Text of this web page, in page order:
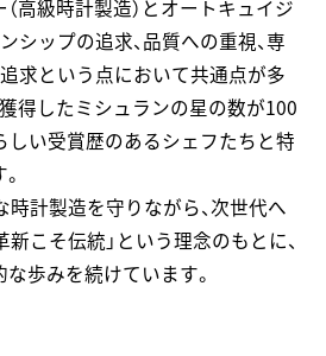
高級時計製造）とオートキュイジ
シップの追求、品質への重視、専
求という点において共通点が多
得したミシュランの星の数が100
しい受賞歴のあるシェフたちと特
計製造を守りながら、次世代へ
新こそ伝統」という理念のもとに、
歩みを続けています。